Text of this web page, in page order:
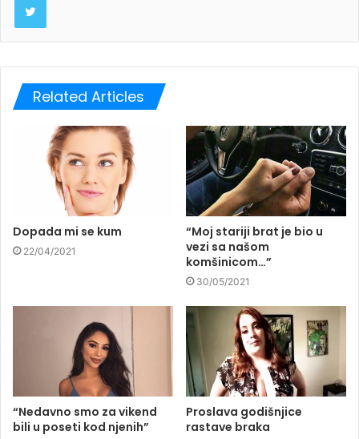
Related Articles
Dopada mi se kum
22/04/2021
“Moj stariji brat je bio u
vezi sa našom
komšinicom…”
30/05/2021
“Nedavno smo za vikend
bili u poseti kod njenih”
Proslava godišnjice
rastave braka